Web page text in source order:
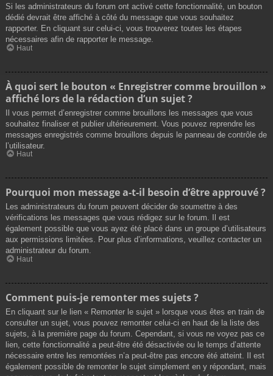
Si les administrateurs du forum ont activé cette fonctionnalité, un bouton
dédié devrait être affiché à côté du message que vous souhaitez
rapporter. En cliquant sur celui-ci, vous trouverez toutes les étapes
nécessaires afin de rapporter le message.
Haut
À quoi sert le bouton « Enregistrer comme brouillon »
affiché lors de la rédaction d’un sujet ?
Il vous permet d’enregistrer comme brouillons les messages que vous
souhaitez finaliser et publier ultérieurement. Vous pouvez reprendre les
messages enregistrés comme brouillons depuis le panneau de contrôle de
l’utilisateur.
Haut
Pourquoi mon message a-t-il besoin d’être approuvé ?
Les administrateurs du forum peuvent décider de soumettre à des
vérifications les messages que vous rédigez sur le forum. Il est
également possible que vous ayez été placé dans un groupe d’utilisateurs
aux permissions limitées. Pour plus d’informations, veuillez contacter un
administrateur du forum.
Haut
Comment puis-je remonter mes sujets ?
En cliquant sur le lien « Remonter le sujet » lorsque vous êtes en train de
consulter un sujet, vous pouvez remonter celui-ci en haut de la liste des
sujets, à la première page du forum. Cependant, si vous ne voyez pas ce
lien, cette fonctionnalité a peut-être été désactivée ou le temps d’attente
nécessaire entre les remontées n’a peut-être pas encore été atteint. Il est
également possible de remonter le sujet simplement en y répondant, mais